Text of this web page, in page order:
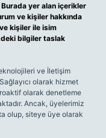
Burada yer alan içerikler
ve kişiler hakkında
kişiler ile isim
bilgiler taslak
ve İletişim
olarak hizmet
olarak denetleme
Ancak, üyelerimiz
olup, siteye üye olarak